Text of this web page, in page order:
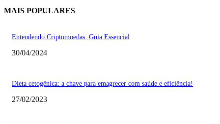
MAIS POPULARES
Entendendo Criptomoedas: Guia Essencial
30/04/2024
Dieta cetogênica: a chave para emagrecer com saúde e eficiência!
27/02/2023